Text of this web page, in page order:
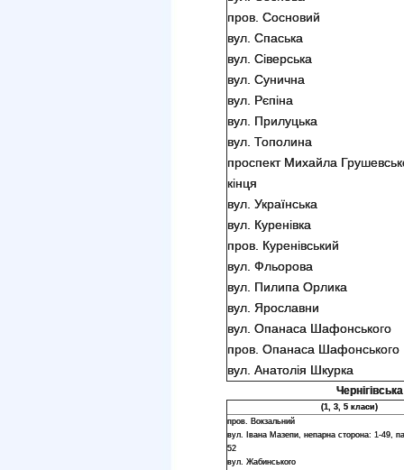
пров. Сосновий
вул. Спаська
вул. Сіверська
вул. Сунична
вул. Рєпіна
вул. Прилуцька
вул. Тополина
проспект Михайла
кінця
вул. Українська
вул. Куренівка
пров. Куренівський
вул. Фльорова
вул. Пилипа Орлика
вул. Ярославни
вул. Опанаса Шафонського
пров. Опанаса Шафонського
вул. Анатолія Шкурка
(1, 3, 5 класи)
пров. Вокзальний
вул. Івана Мазепи, непарна сторона: 1-49,
52
вул. Жабинського